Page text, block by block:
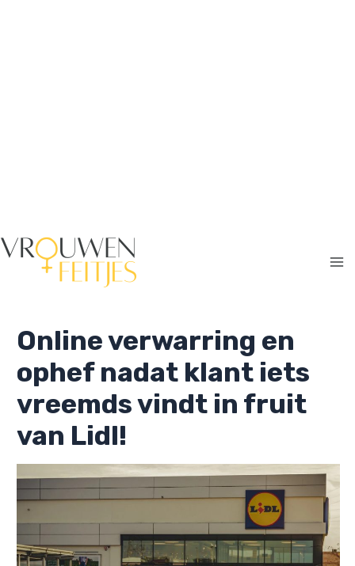
Online verwarring en
ophef nadat klant iets
vreemds vindt in fruit
van Lidl!